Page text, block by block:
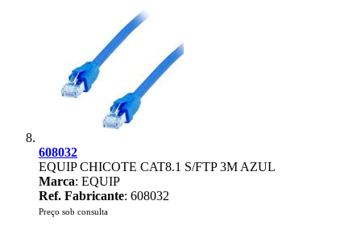
608032
EQUIP CHICOTE CAT8.1 S/FTP 3M AZUL
Marca: EQUIP
Ref. Fabricante: 608032
Preço sob consulta